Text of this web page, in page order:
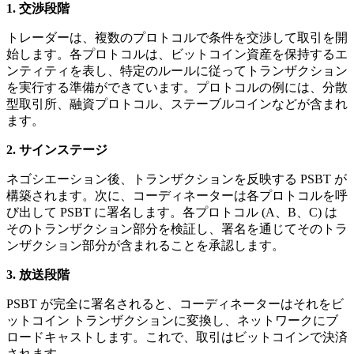
1. 交渉段階
トレーダーは、複数のプロトコルで条件を交渉して取引を開
始します。各プロトコルは、ビットコイン資産を保持するエ
ンティティを表し、特定のルールに従ってトランザクション
を実行する準備ができています。プロトコルの例には、分散
型取引所、融資プロトコル、ステーブルコインなどが含まれ
ます。
2. サインステージ
ネゴシエーション後、トランザクションを反映する PSBT が
構築されます。次に、コーディネーターは各プロトコルを呼
び出して PSBT に署名します。各プロトコル (A、B、C) は
そのトランザクション部分を検証し、署名を通じてそのトラ
ンザクション部分が含まれることを承認します。
3. 放送段階
PSBT が完全に署名されると、コーディネーターはそれをビ
ットコイン トランザクションに変換し、ネットワークにブ
ロードキャストします。これで、取引はビットコインで決済